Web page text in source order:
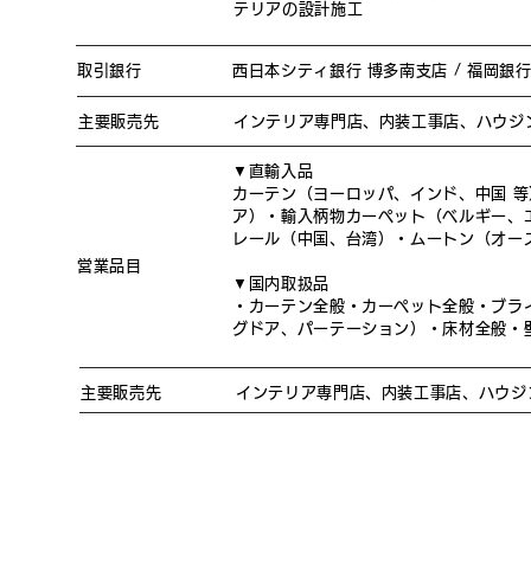
テリアの設計施工
取引銀行 西日本シティ銀行 博多南支店 / 福岡銀
主要販売先 インテリア専門店、内装工事店、ハウ
営業品目
▼直輸入品
カーテン（ヨーロッパ、インド、中国
ア）・輸入柄物カーペット（ベルギー
レール（中国、台湾）・ムートン（オー
▼国内取扱品
・カーテン全般・カーペット全般・ブ
グドア、パーテーション）・床材全般
主要販売先 インテリア専門店、内装工事店、ハウ